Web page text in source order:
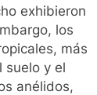
exhibieron
los
más
suelo y el
anélidos,